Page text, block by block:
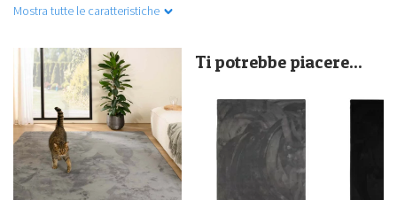
Mostra tutte le caratteristiche
Ti potrebbe piacere...